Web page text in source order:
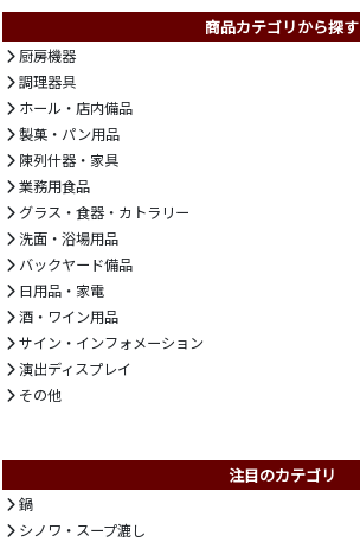
商品カテゴリから探す
厨房機器
調理器具
ホール・店内備品
製菓・パン用品
陳列什器・家具
業務用食品
グラス・食器・カトラリー
洗面・浴場用品
バックヤード備品
日用品・家電
酒・ワイン用品
サイン・インフォメーション
演出ディスプレイ
その他
注目のカテゴリ
鍋
シノワ・スープ漉し